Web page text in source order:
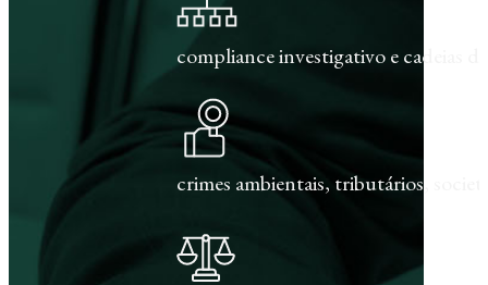
compliance investigativo e cadeias
crimes ambientais, tributários,